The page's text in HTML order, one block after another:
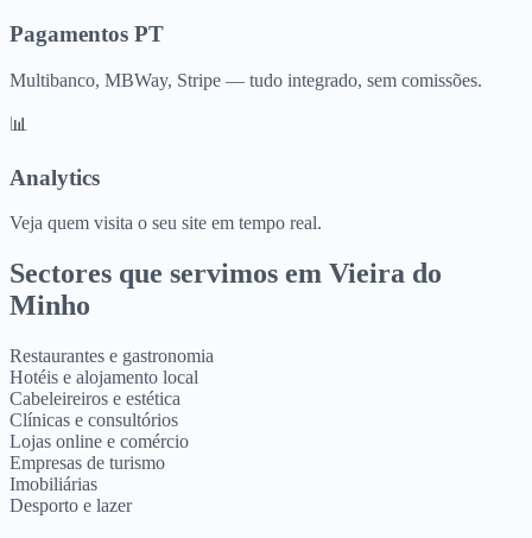
Pagamentos PT
Multibanco, MBWay, Stripe — tudo integrado, sem comissões.
📊
Analytics
Veja quem visita o seu site em tempo real.
Sectores que servimos em Vieira do
Minho
Restaurantes e gastronomia
Hotéis e alojamento local
Cabeleireiros e estética
Clínicas e consultórios
Lojas online e comércio
Empresas de turismo
Imobiliárias
Desporto e lazer